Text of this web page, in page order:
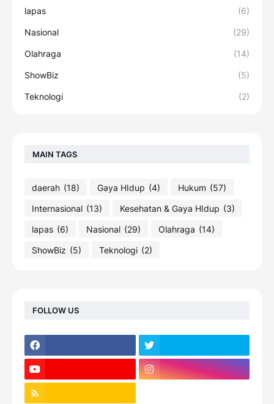
lapas (6)
Nasional (29)
Olahraga (14)
ShowBiz (5)
Teknologi (2)
MAIN TAGS
daerah (18) Gaya HIdup (4) Hukum (57)
Internasional (13) Kesehatan & Gaya HIdup (3)
lapas (6) Nasional (29) Olahraga (14)
ShowBiz (5) Teknologi (2)
FOLLOW US